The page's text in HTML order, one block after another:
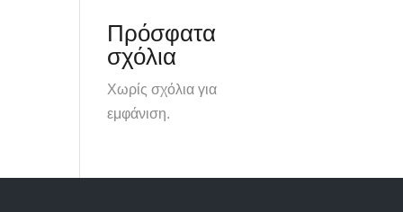
Πρόσφατα
σχόλια
Χωρίς σχόλια για
εμφάνιση.